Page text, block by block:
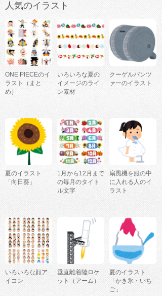
人気のイラスト
ONE PIECEのイ
ラスト（まと
め）
いろいろな夏の
イメージのライ
ン素材
クーゲルパンツ
ァーのイラスト
夏のイラスト
「向日葵」
1月から12月まで
の毎月のタイト
ル文字
扇風機を服の中
に入れる人のイ
ラスト
いろいろな顔ア
イコン
垂直離着陸ロケ
ット（アーム）
夏のイラスト
「かき氷・いち
ご」